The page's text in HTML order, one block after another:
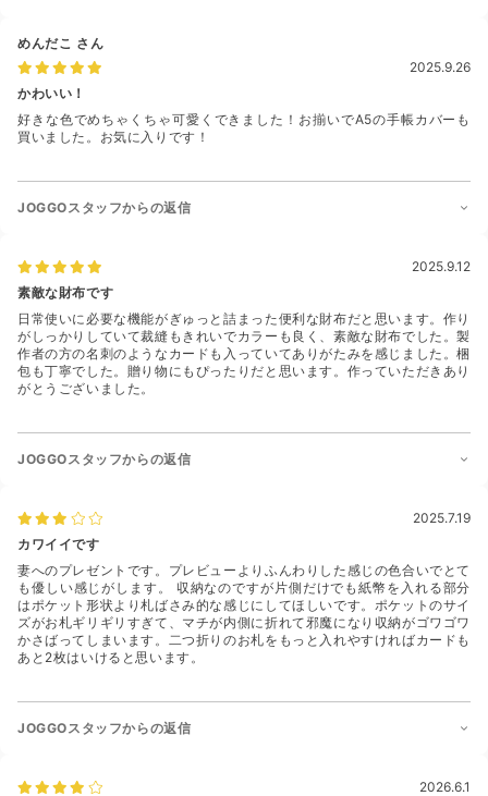
めんだこ さん
2025.9.26
かわいい！
好きな色でめちゃくちゃ可愛くできました！お揃いでA5の手帳カバーも
買いました。お気に入りです！
JOGGOスタッフからの返信
2025.9.12
素敵な財布です
日常使いに必要な機能がぎゅっと詰まった便利な財布だと思います。作り
がしっかりしていて裁縫もきれいでカラーも良く、素敵な財布でした。製
作者の方の名刺のようなカードも入っていてありがたみを感じました。梱
包も丁寧でした。贈り物にもぴったりだと思います。作っていただきあり
がとうございました。
JOGGOスタッフからの返信
2025.7.19
カワイイです
妻へのプレゼントです。プレビューよりふんわりした感じの色合いでとて
も優しい感じがします。 収納なのですが片側だけでも紙幣を入れる部分
はポケット形状より札ばさみ的な感じにしてほしいです。ポケットのサイ
ズがお札ギリギリすぎて、マチが内側に折れて邪魔になり収納がゴワゴワ
かさばってしまいます。二つ折りのお札をもっと入れやすければカードも
あと2枚はいけると思います。
JOGGOスタッフからの返信
2026.6.1